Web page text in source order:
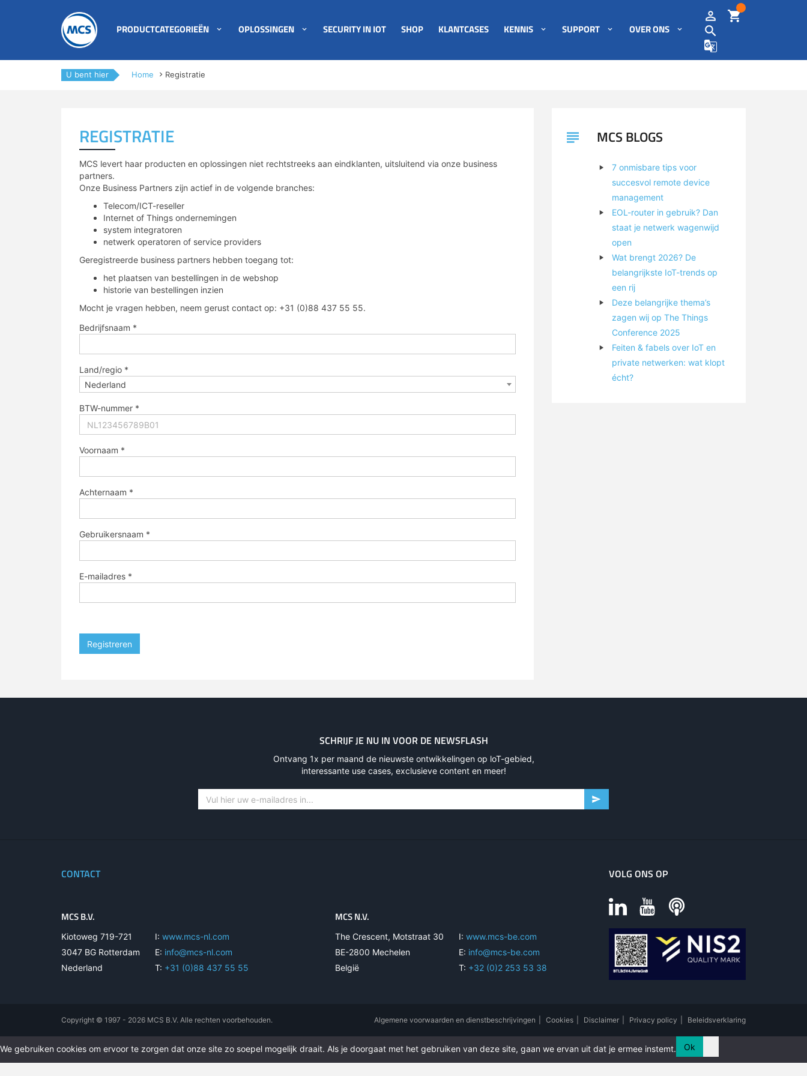
PRODUCTCATEGORIEËN OPLOSSINGEN SECURITY IN IOT SHOP KLANTCASES KENNIS SUPPORT OVER ONS
U bent hier Home Registratie
REGISTRATIE
MCS levert haar producten en oplossingen niet rechtstreeks aan eindklanten, uitsluitend via onze business
partners.
Onze Business Partners zijn actief in de volgende branches:
Telecom/ICT-reseller
Internet of Things ondernemingen
system integratoren
netwerk operatoren of service providers
Geregistreerde business partners hebben toegang tot:
het plaatsen van bestellingen in de webshop
historie van bestellingen inzien
Mocht je vragen hebben, neem gerust contact op: +31 (0)88 437 55 55.
Bedrijfsnaam *
Land/regio *
Nederland
BTW-nummer *
Voornaam *
Achternaam *
Gebruikersnaam *
E-mailadres *
MCS BLOGS
7 onmisbare tips voor
succesvol remote device
management
EOL-router in gebruik? Dan
staat je netwerk wagenwijd
open
Wat brengt 2026? De
belangrijkste IoT-trends op
een rij
Deze belangrijke thema’s
zagen wij op The Things
Conference 2025
Feiten & fabels over IoT en
private netwerken: wat klopt
écht?
SCHRIJF JE NU IN VOOR DE NEWSFLASH
Ontvang 1x per maand de nieuwste ontwikkelingen op loT-gebied,
interessante use cases, exclusieve content en meer!
CONTACT
MCS B.V.
Kiotoweg 719-721
3047 BG Rotterdam
Nederland
I: www.mcs-nl.com
E: info@mcs-nl.com
T: +31 (0)88 437 55 55
MCS N.V.
The Crescent, Motstraat 30
BE-2800 Mechelen
België
I: www.mcs-be.com
E: info@mcs-be.com
T: +32 (0)2 253 53 38
VOLG ONS OP
Algemene voorwaarden en dienstbeschrijvingen Cookies Disclaimer Privacy policy Beleidsverklaring
Copyright © 1997 - 2026 MCS B.V. Alle rechten voorbehouden.
Private LoRaWAN
4G/LTE & 5G
NB-IoT/LTE-M & 5G RedCap
Antennes & meetapparatuur
IoT protocol conversie
4G/5G IoT oplossingen
LoRa IoT oplossingen
Lease oplossingen
Remote management
Sensor monitoring IP/NB-IoT
Evenementen
support/retour aanvraag
Password Generator
Onze partners
Duurzaamheid & MCS
VADnet lidmaatschap
Contact & vestigingen
We gebruiken cookies om ervoor te zorgen dat onze site zo soepel mogelijk draait. Als je doorgaat met het gebruiken van deze site, gaan we ervan uit dat je ermee instemt. Ok